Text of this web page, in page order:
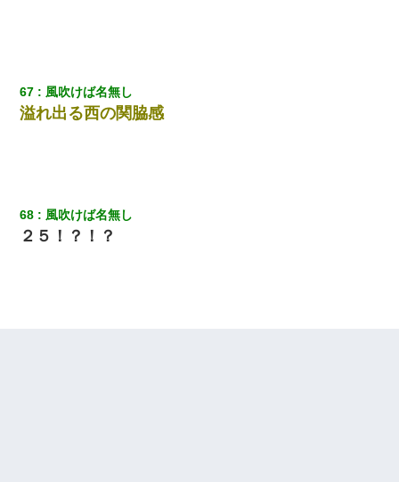
67 風吹けば名無し
溢れ出る西の関脇感
68 風吹けば名無し
２５！？！？